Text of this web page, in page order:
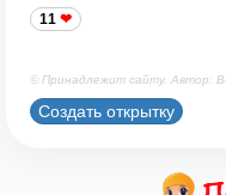
11
© Принадлежит сайту. Автор:
Создать открытку